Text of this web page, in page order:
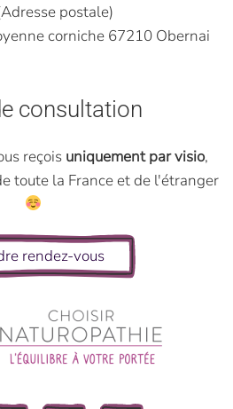
postale)
corniche 67210 Obernai
consultation
reçois uniquement par visio,
toute la France et de l'étranger
rendez-vous